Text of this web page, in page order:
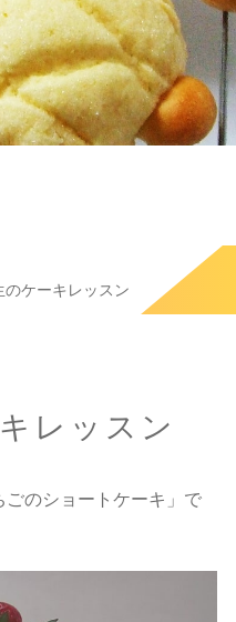
のケーキレッスン
レッスン
のショートケーキ」で